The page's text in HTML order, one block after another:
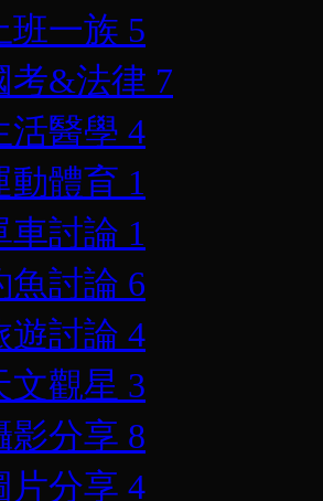
班一族 5
考&法律 7
活醫學 4
動體育 1
車討論 1
魚討論 6
遊討論 4
文觀星 3
影分享 8
片分享 4